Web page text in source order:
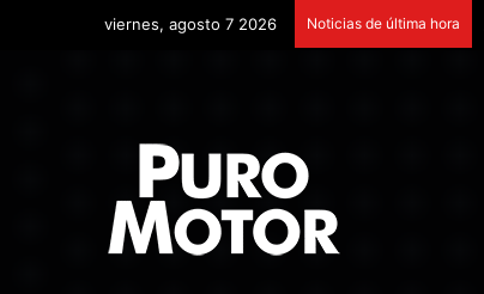
viernes, agosto 7 2026 Noticias de última hora